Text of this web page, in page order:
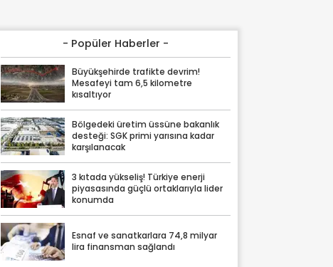
- Popüler Haberler -
Büyükşehirde trafikte devrim!
Mesafeyi tam 6,5 kilometre
kısaltıyor
Bölgedeki üretim üssüne bakanlık
desteği: SGK primi yarısına kadar
karşılanacak
3 kıtada yükseliş! Türkiye enerji
piyasasında güçlü ortaklarıyla lider
konumda
Esnaf ve sanatkarlara 74,8 milyar
lira finansman sağlandı